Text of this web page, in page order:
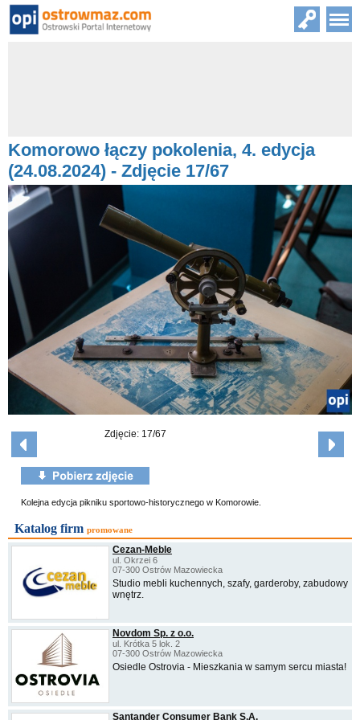
Komorowo łączy pokolenia, 4. edycja
(24.08.2024) - Zdjęcie 17/67
Zdjęcie: 17/67
Kolejna edycja pikniku sportowo-historycznego w Komorowie.
Katalog firm promowane
Cezan-Meble
ul. Okrzei 6
07-300 Ostrów Mazowiecka
Studio mebli kuchennych, szafy, garderoby, zabudowy
wnętrz.
Novdom Sp. z o.o.
ul. Krótka 5 lok. 2
07-300 Ostrów Mazowiecka
Osiedle Ostrovia - Mieszkania w samym sercu miasta!
Santander Consumer Bank S.A.